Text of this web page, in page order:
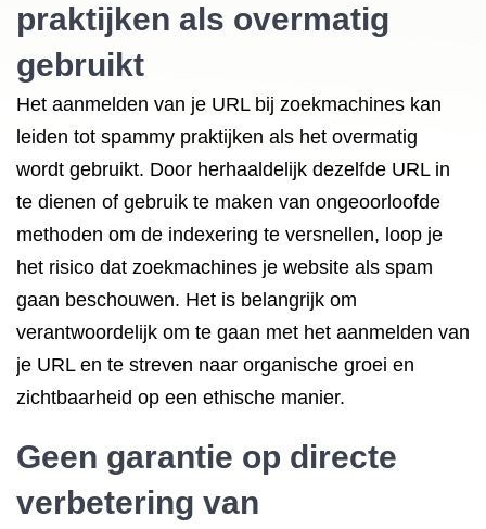
praktijken als overmatig
gebruikt
Het aanmelden van je URL bij zoekmachines kan
leiden tot spammy praktijken als het overmatig
wordt gebruikt. Door herhaaldelijk dezelfde URL in
te dienen of gebruik te maken van ongeoorloofde
methoden om de indexering te versnellen, loop je
het risico dat zoekmachines je website als spam
gaan beschouwen. Het is belangrijk om
verantwoordelijk om te gaan met het aanmelden van
je URL en te streven naar organische groei en
zichtbaarheid op een ethische manier.
Geen garantie op directe
verbetering van